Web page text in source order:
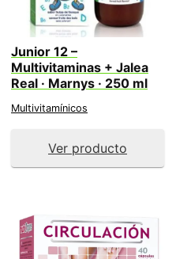
Junior 12 –
Multivitaminas + Jalea
Real · Marnys · 250 ml
Multivitamínicos
Ver producto